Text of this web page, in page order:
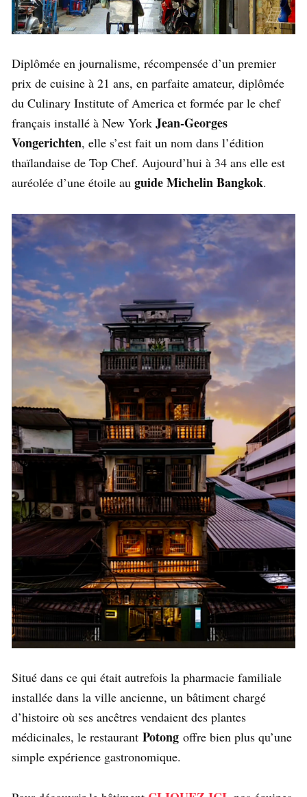
Diplômée en journalisme, récompensée d’un premier
prix de cuisine à 21 ans, en parfaite amateur, diplômée
du Culinary Institute of America et formée par le chef
français installé à New York Jean-Georges
Vongerichten, elle s’est fait un nom dans l’édition
thaïlandaise de Top Chef. Aujourd’hui à 34 ans elle est
auréolée d’une étoile au guide Michelin Bangkok.
Situé dans ce qui était autrefois la pharmacie familiale
installée dans la ville ancienne, un bâtiment chargé
d’histoire où ses ancêtres vendaient des plantes
médicinales, le restaurant Potong offre bien plus qu’une
simple expérience gastronomique.